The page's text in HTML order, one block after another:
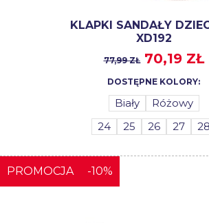
KLAPKI SANDAŁY
XD192
77,99 ZŁ 70,19 ZŁ
DOSTĘPNE KOLORY:
Biały
Różowy
24
25 26 27 28
PROMOCJA -10%